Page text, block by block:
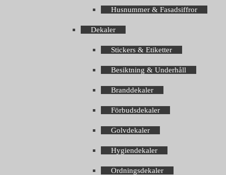
Husnummer & Fasadsiffror
Dekaler
Stickers & Etiketter
Besiktning & Underhåll
Branddekaler
Förbudsdekaler
Golvdekaler
Hygiendekaler
Ordningsdekaler